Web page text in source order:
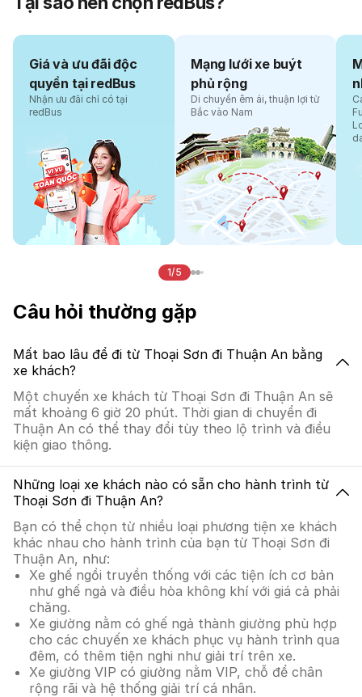
Giá và ưu đãi độc
quyền tại redBus
Nhận ưu đãi chỉ có tại
redBus
Mạng lưới xe buýt
phủ rộng
Di chuyển êm ái, thuận lợi từ
Bắc vào Nam
1/5
Câu hỏi thường gặp
Mất bao lâu để đi từ Thoại Sơn đi Thuận An bằng
xe khách?
Một chuyến xe khách từ Thoại Sơn đi Thuận An sẽ
mất khoảng 6 giờ 20 phút. Thời gian di chuyển đi
Thuận An có thể thay đổi tùy theo lộ trình và điều
kiện giao thông.
Những loại xe khách nào có sẵn cho hành trình từ
Thoại Sơn đi Thuận An?
Bạn có thể chọn từ nhiều loại phương tiện xe khách
khác nhau cho hành trình của bạn từ Thoại Sơn đi
Thuận An, như:
Xe ghế ngồi truyền thống với các tiện ích cơ bản
như ghế ngả và điều hòa không khí với giá cả phải
chăng.
Xe giường nằm có ghế ngả thành giường phù hợp
cho các chuyến xe khách phục vụ hành trình qua
đêm, có thêm tiện nghi như giải trí trên xe.
Xe giường VIP có giường nằm VIP, chỗ để chân
rộng rãi và hệ thống giải trí cá nhân.